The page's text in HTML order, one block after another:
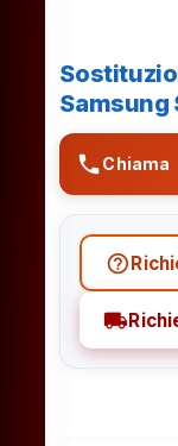
Samsung
phoneChiama
help_outline
local_shipping